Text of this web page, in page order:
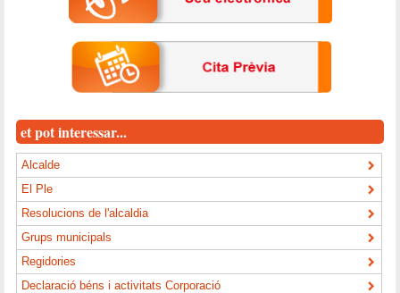
et pot interessar...
Alcalde
El Ple
Resolucions de l'alcaldia
Grups municipals
Regidories
Declaració béns i activitats Corporació